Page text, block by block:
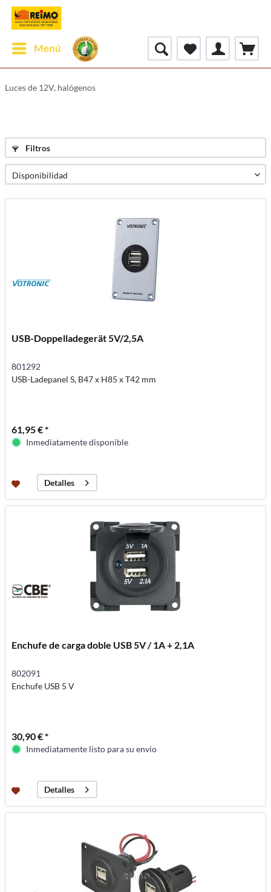
Menú
Luces de 12V, halógenos
Filtros
USB-Doppelladegerät 5V/2,5A
801292
USB-Ladepanel S, B47 x H85 x T42 mm
61,95 € *
Inmediatamente disponible
Detalles
Enchufe de carga doble USB 5V / 1A + 2,1A
802091
Enchufe USB 5 V
30,90 € *
Inmediatamente listo para su envío
Detalles